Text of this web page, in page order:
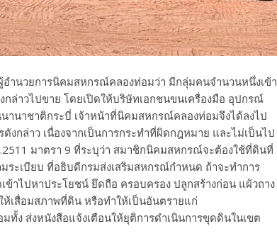
ำนวยการนิคมสหกรณ์คลองท่อมว่า มีกลุ่มคนจำนวนหนึ่งเข้า
าวไปขาย โดยเปิดให้บริษัทเอกชนขนเครื่องมือ อุปกรณ์
นาชาติกระบี่ เจ้าหน้าที่นิคมสหกรณ์คลองท่อมจึงได้ลงไป
งกล่าว เนื่องจากเป็นการกระทำที่ผิดกฎหมาย และไม่เป็นไป
มาตรา 9 ที่ระบุว่า สมาชิกนิคมสหกรณ์จะต้องใช้ที่ดินที่
ระเบียบ ที่อธิบดีกรมส่งเสริมสหกรณ์กำหนด ถ้าจะทำการ
าไปหาประโยชน์ ยึดถือ ครอบครอง ปลูกสร้างก่อน แผ้วถาง
ห้เสื่อมสภาพที่ดิน หรือทำให้เป็นอันตรายแก่
ง ส่งหนังสือแจ้งเตือนให้ยุติการดำเนินการขุดดินในเขต